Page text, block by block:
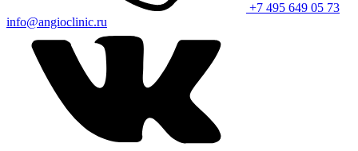
+7 495 649 05 73
info@angioclinic.ru